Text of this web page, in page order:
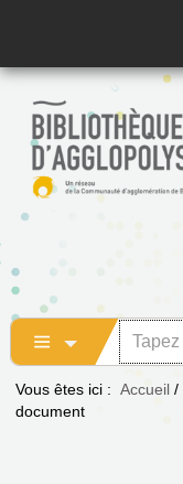
Vous êtes ici : Accueil /
document